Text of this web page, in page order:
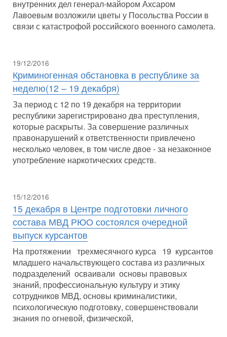
внутренних дел генерал-майором Ахсаром
Лавоевым возложили цветы у Посольства России в
связи с катастрофой российского военного самолета.
19/12/2016
Криминогенная обстановка в республике за
неделю(12 – 19 декабря)
За период с 12 по 19 декабря на территории
республики зарегистрировано два преступления,
которые раскрыты. За совершение различных
правонарушений к ответственности привлечено
несколько человек, в том числе двое - за незаконное
употребление наркотических средств.
15/12/2016
15 декабря в Центре подготовки личного
состава МВД РЮО состоялся очередной
выпуск курсантов
На протяжении трехмесячного курса 19 курсантов
младшего начальствующего состава из различных
подразделений осваивали основы правовых
знаний, профессиональную культуру и этику
сотрудников МВД, основы криминалистики,
психологическую подготовку, совершенствовали
знания по огневой, физической,